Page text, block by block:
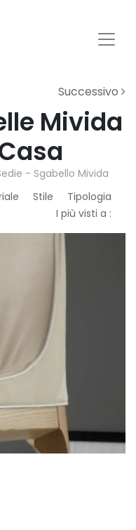
Successivo
Mivida
- Sgabello Mivida
Stile
Tipologia
I più visti a :